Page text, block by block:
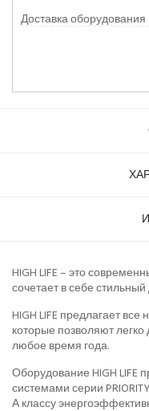
Доставка оборудования
HIGH LIFE – это
сочетает в себе
HIGH LIFE предлагает
которые позволяют
любое время года.
Оборудование HIGH LIFE
системами серии
А классу